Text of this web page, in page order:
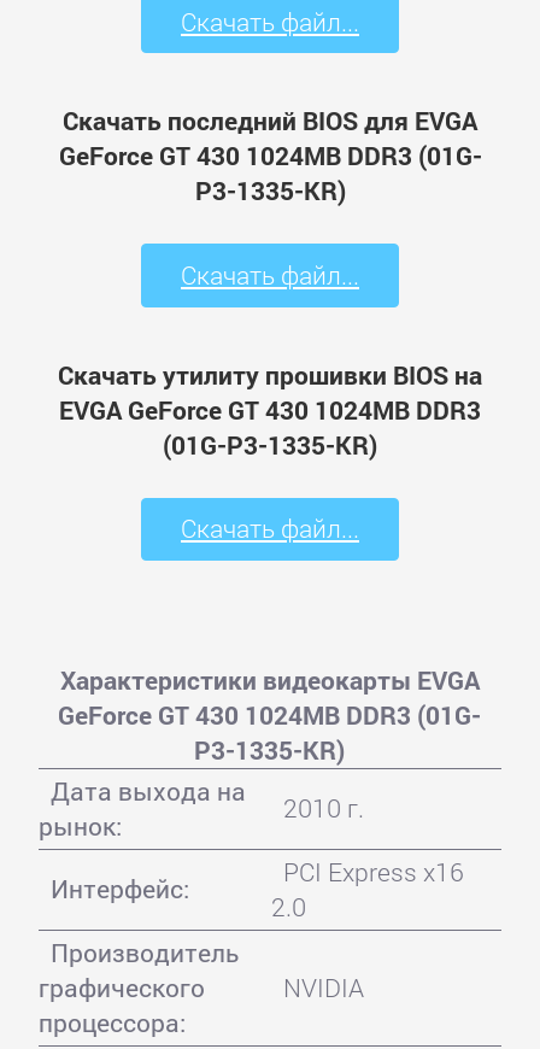
Скачать файл...
Скачать последний BIOS для EVGA
GeForce GT 430 1024MB DDR3 (01G-
P3-1335-KR)
Скачать файл...
Скачать утилиту прошивки BIOS на
EVGA GeForce GT 430 1024MB DDR3
(01G-P3-1335-KR)
Скачать файл...
Характеристики видеокарты EVGA
GeForce GT 430 1024MB DDR3 (01G-
P3-1335-KR)
Дата выхода на
рынок:
2010 г.
Интерфейс:
PCI Express x16
2.0
Производитель
графического
процессора:
NVIDIA